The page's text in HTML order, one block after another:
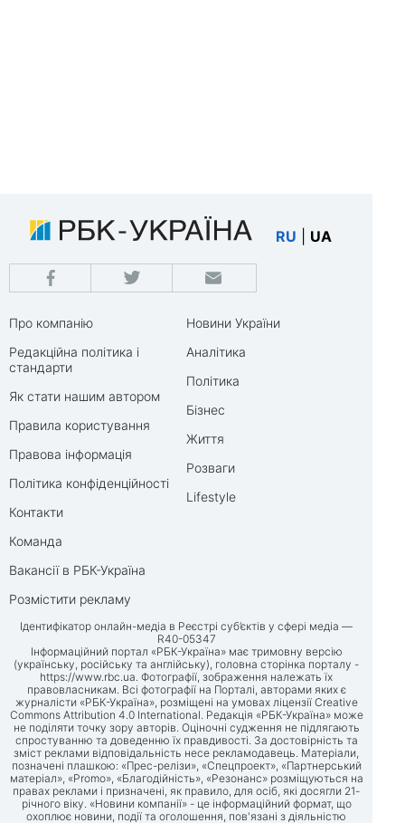
RU UA
Про компанію
Редакційна політика і
стандарти
Як стати нашим автором
Правила користування
Правова інформація
Політика конфіденційності
Контакти
Команда
Вакансії в РБК-Україна
Розмістити рекламу
Новини України
Аналітика
Політика
Бізнес
Життя
Розваги
Lifestyle
Ідентифікатор онлайн-медіа в Реєстрі суб’єктів у сфері медіа —
R40-05347
Інформаційний портал «РБК-Україна» має тримовну версію
(українську, російську та англійську), головна сторінка порталу -
https://www.rbc.ua. Фотографії, зображення належать їх
правовласникам. Всі фотографії на Порталі, авторами яких є
журналісти «РБК-Україна», розміщені на умовах ліцензії Creative
Commons Attribution 4.0 International. Редакція «РБК-Україна» може
не поділяти точку зору авторів. Оціночні судження не підлягають
спростуванню та доведенню їх правдивості. За достовірність та
зміст реклами відповідальність несе рекламодавець. Матеріали,
позначені плашкою: «Прес-релізи», «Спецпроект», «Партнерський
матеріал», «Promo», «Благодійність», «Резонанс» розміщуються на
правах реклами і призначені, як правило, для осіб, які досягли 21-
річного віку. «Новини компанії» - це інформаційний формат, що
охоплює новини, події та оголошення, пов'язані з діяльністю